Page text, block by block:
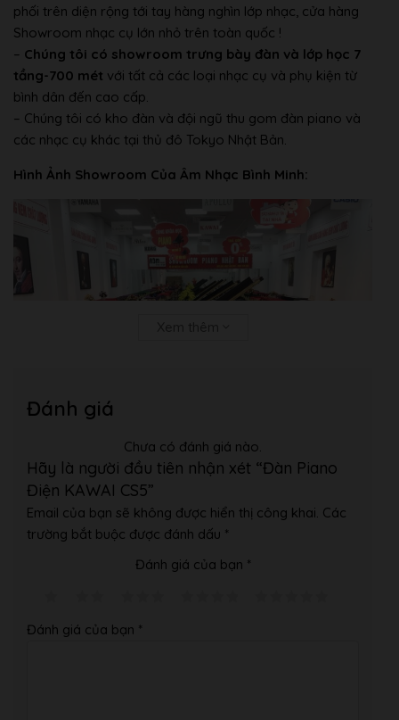
phối trên diện rộng tới tay hàng nghìn lớp nhạc, cửa hàng
Showroom nhạc cụ lớn nhỏ trên toàn quốc !
– Chúng tôi có showroom trưng bày đàn và lớp học 7
tầng-700 mét với tất cả các loại nhạc cụ và phụ kiện từ
bình dân đến cao cấp.
– Chúng tôi có kho đàn và đội ngũ thu gom đàn piano và
các nhạc cụ khác tại thủ đô Tokyo Nhật Bản.
Hình Ảnh Showroom Của Âm Nhạc Bình Minh:
Đánh giá
Chưa có đánh giá nào.
Hãy là người đầu tiên nhận xét “Đàn Piano
Điện KAWAI CS5”
Email của bạn sẽ không được hiển thị công khai. Các
trường bắt buộc được đánh dấu *
Đánh giá của bạn *
Đánh giá của bạn *